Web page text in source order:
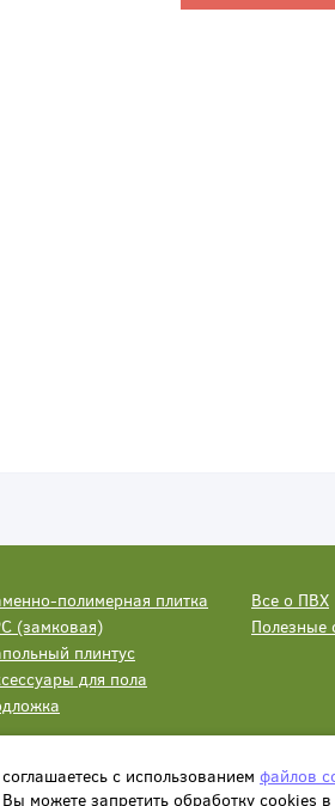
полимерная плитка
(замковая)
плинтус
для пола
Все о ПВХ
Полезные
с использованием файлов
можете запретить обработку сookies